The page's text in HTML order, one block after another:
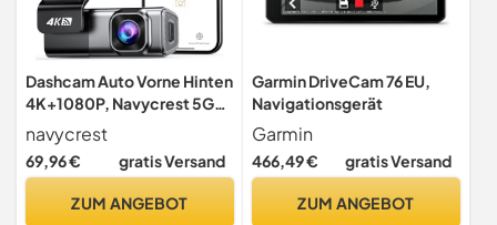
Dashcam Auto Vorne Hinten
4K+1080P, Navycrest 5GHz
WiFi Dash Cam mit 32GB SD
Karte, Dual Auto Kamera
mit Super Nachtsicht, WDR,
Parküberwachung, Loop-
navycrest
69,96 € gratis Versand
ZUM ANGEBOT
Garmin DriveCam 76 EU,
Navigationsgerät
Garmin
466,49 € gratis Versand
ZUM ANGEBOT